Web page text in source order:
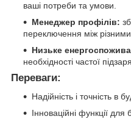
ваші потреби та умови.
Менеджер профілів:
переключення між
Низьке
необхідності частої
Переваги:
Надійність і точність в
Інноваційні функції для